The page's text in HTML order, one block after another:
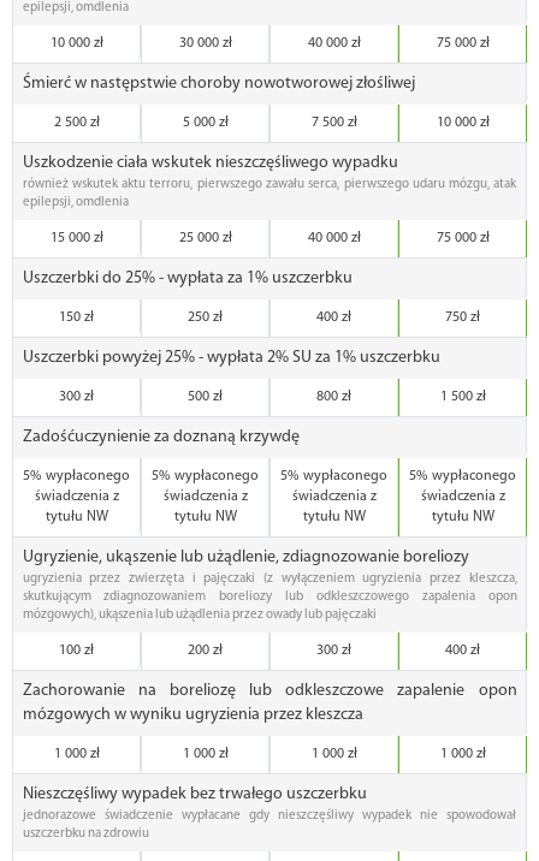
epilepsji, omdlenia
10 000 zł 30 000 zł 40 000 zł 75 000 zł
Śmierć w następstwie choroby nowotworowej złośliwej
2 500 zł 5 000 zł 7 500 zł 10 000 zł
Uszkodzenie ciała wskutek nieszczęśliwego wypadku
również wskutek aktu terroru, pierwszego zawału serca, pierwszego udaru mózgu, atak
epilepsji, omdlenia
15 000 zł 25 000 zł 40 000 zł 75 000 zł
Uszczerbki do 25% - wypłata za 1% uszczerbku
150 zł 250 zł 400 zł 750 zł
Uszczerbki powyżej 25% - wypłata 2% SU za 1% uszczerbku
300 zł 500 zł 800 zł 1 500 zł
Zadośćuczynienie za doznaną krzywdę
5% wypłaconego
świadczenia z
tytułu NW
5% wypłaconego
świadczenia z
tytułu NW
5% wypłaconego
świadczenia z
tytułu NW
5% wypłaconego
świadczenia z
tytułu NW
Ugryzienie, ukąszenie lub użądlenie, zdiagnozowanie boreliozy
ugryzienia przez zwierzęta i pajęczaki (z wyłączeniem ugryzienia przez kleszcza,
skutkującym zdiagnozowaniem boreliozy lub odkleszczowego zapalenia opon
mózgowych), ukąszenia lub użądlenia przez owady lub pajęczaki
100 zł 200 zł 300 zł 400 zł
Zachorowanie na boreliozę lub odkleszczowe zapalenie opon
mózgowych w wyniku ugryzienia przez kleszcza
1 000 zł 1 000 zł 1 000 zł 1 000 zł
Nieszczęśliwy wypadek bez trwałego uszczerbku
jednorazowe świadczenie wypłacane gdy nieszczęśliwy wypadek nie spowodował
uszczerbku na zdrowiu